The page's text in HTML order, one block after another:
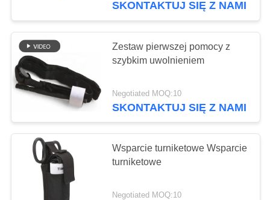
POPROŚ
O
WYCENĘ
SITEMAP
POLITYKA
PRYWATNOŚCI
dozownikiem
pigułek
Zaopatrzenie w
sprzęt pierwszej
pomocy
181
SKONTAKTUJ SIĘ Z NAMI
Zestaw pierwszej pomocy z
szybkim uwolnieniem
Negotiated MOQ:10
SKONTAKTUJ SIĘ Z NAMI
Wsparcie turniketowe Wsparcie
turniketowe
Negotiated MOQ:10